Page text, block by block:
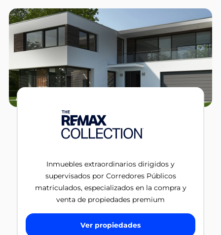
Inmuebles extraordinarios dirigidos y
supervisados por Corredores Públicos
matriculados, especializados en la compra y
venta de propiedades premium
Ver propiedades